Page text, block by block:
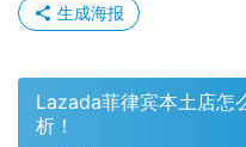
生成海报
Lazada菲律宾本土店怎
析！